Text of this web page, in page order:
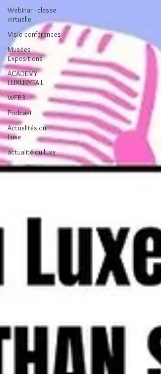
Webinar - classe
virtuelle
Visio-conférences
Musées -
Expositions
ACADEMY
LUXURYTAIL
WEB3
Podcast
Actualités du
Luxe
actualité du luxe